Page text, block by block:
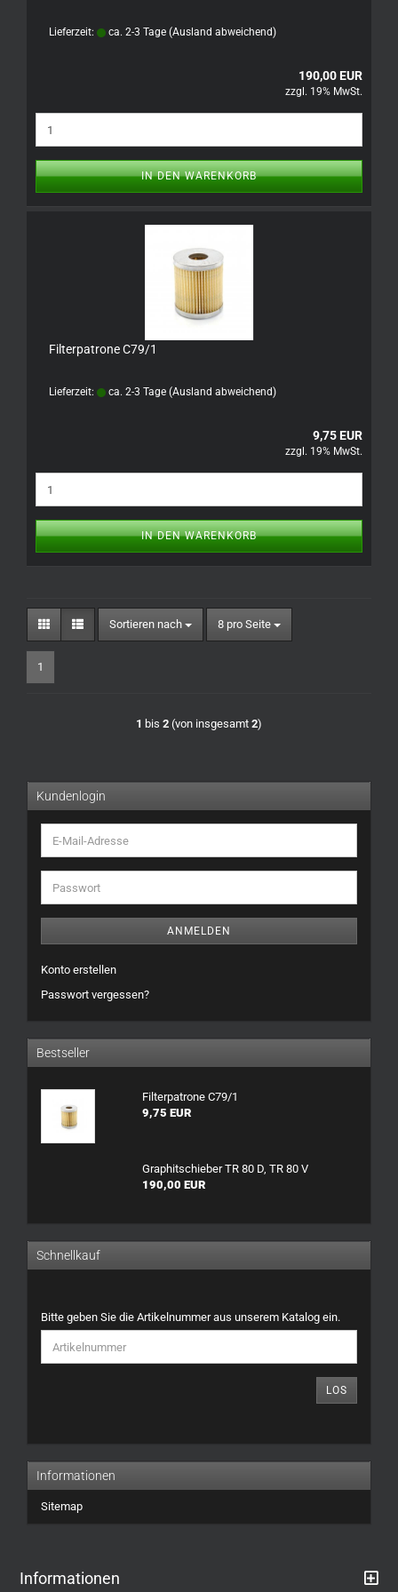
Lieferzeit: ca. 2-3 Tage (Ausland abweichend)
190,00 EUR
zzgl. 19% MwSt.
IN DEN WARENKORB
Filterpatrone C79/1
Lieferzeit: ca. 2-3 Tage (Ausland abweichend)
9,75 EUR
zzgl. 19% MwSt.
IN DEN WARENKORB
Sortieren nach
Sortieren nach 8 pro Seite
pro Seite
1
1 bis 2 (von insgesamt 2)
Kundenlogin
E-
Mail-
Adresse
Passwort
ANMELDEN
Konto erstellen
Passwort vergessen?
Bestseller
Filterpatrone C79/1
9,75 EUR
Graphitschieber TR 80 D, TR 80 V
190,00 EUR
Schnellkauf
BITTE
GEBEN
SIE
DIE
EIN.
Bitte geben Sie die Artikelnummer aus unserem Katalog ein.
LOS
Informationen
Sitemap
Informationen